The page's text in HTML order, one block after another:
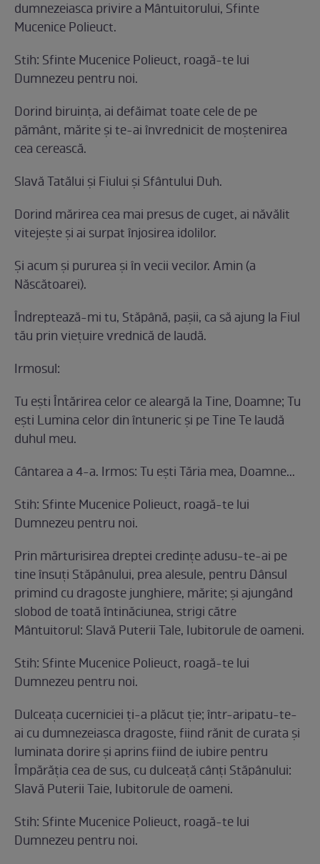
dumnezeiasca privire a Mântuitorului, Sfinte
Mucenice Polieuct.
Stih: Sfinte Mucenice Polieuct, roagă-te lui
Dumnezeu pentru noi.
Dorind biruinţa, ai defăimat toate cele de pe
pământ, mărite şi te-ai învrednicit de moştenirea
cea cerească.
Slavă Tatălui şi Fiului şi Sfântului Duh.
Dorind mărirea cea mai presus de cuget, ai năvălit
vitejeşte şi ai surpat înjosirea idolilor.
Şi acum şi pururea şi în vecii vecilor. Amin (a
Născătoarei).
Îndreptează-mi tu, Stăpână, paşii, ca să ajung la Fiul
tău prin vieţuire vrednică de laudă.
Irmosul:
Tu eşti Întărirea celor ce aleargă la Tine, Doamne; Tu
eşti Lumina celor din întuneric şi pe Tine Te laudă
duhul meu.
Cântarea a 4-a. Irmos: Tu eşti Tăria mea, Doamne...
Stih: Sfinte Mucenice Polieuct, roagă-te lui
Dumnezeu pentru noi.
Prin mărturisirea dreptei credinţe adusu-te-ai pe
tine însuţi Stăpânului, prea alesule, pentru Dânsul
primind cu dragoste junghiere, mărite; şi ajungând
slobod de toată întinăciunea, strigi către
Mântuitorul: Slavă Puterii Tale, Iubitorule de oameni.
Stih: Sfinte Mucenice Polieuct, roagă-te lui
Dumnezeu pentru noi.
Dulceaţa cucerniciei ţi-a plăcut ţie; într-aripatu-te-
ai cu dumnezeiasca dragoste, fiind rănit de curata şi
luminata dorire şi aprins fiind de iubire pentru
Împărăţia cea de sus, cu dulceaţă cânţi Stăpânului:
Slavă Puterii Taie, Iubitorule de oameni.
Stih: Sfinte Mucenice Polieuct, roagă-te lui
Dumnezeu pentru noi.